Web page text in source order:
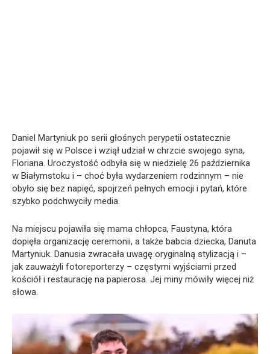
Daniel Martyniuk po serii głośnych perypetii ostatecznie
pojawił się w Polsce i wziął udział w chrzcie swojego syna,
Floriana. Uroczystość odbyła się w niedzielę 26 października
w Białymstoku i – choć była wydarzeniem rodzinnym – nie
obyło się bez napięć, spojrzeń pełnych emocji i pytań, które
szybko podchwyciły media.
Na miejscu pojawiła się mama chłopca, Faustyna, która
dopięła organizację ceremonii, a także babcia dziecka, Danuta
Martyniuk. Danusia zwracała uwagę oryginalną stylizacją i –
jak zauważyli fotoreporterzy – częstymi wyjściami przed
kościół i restaurację na papierosa. Jej miny mówiły więcej niż
słowa.